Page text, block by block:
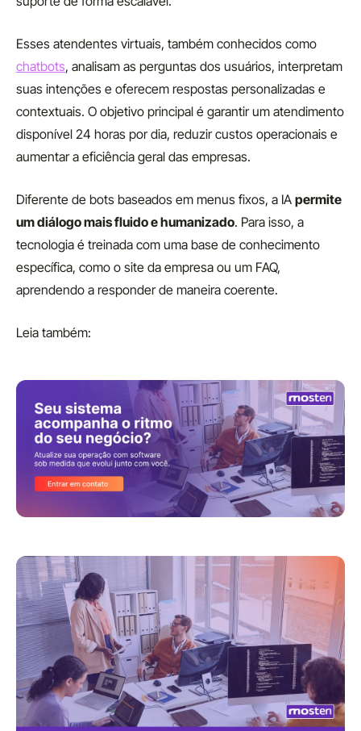
Esses atendentes virtuais, também conhecidos como
chatbots, analisam as perguntas dos usuários, interpretam
suas intenções e oferecem respostas personalizadas e
contextuais. O objetivo principal é garantir um atendimento
disponível 24 horas por dia, reduzir custos operacionais e
aumentar a eficiência geral das empresas.
Diferente de bots baseados em menus fixos, a IA permite
um diálogo mais fluido e humanizado. Para isso, a
tecnologia é treinada com uma base de conhecimento
específica, como o site da empresa ou um FAQ,
aprendendo a responder de maneira coerente.
Leia também: